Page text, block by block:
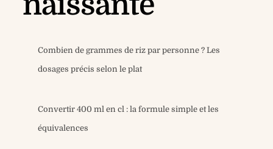
Combien de grammes de riz par personne ? Les
dosages précis selon le plat
Convertir 400 ml en cl : la formule simple et les
équivalences